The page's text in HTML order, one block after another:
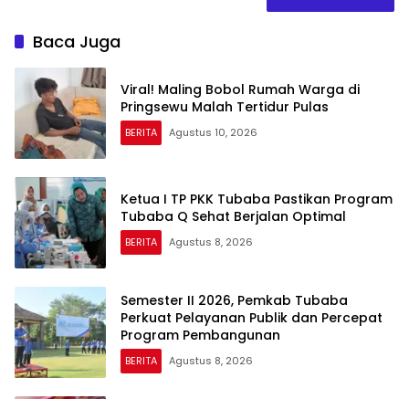
Baca Juga
Viral! Maling Bobol Rumah Warga di
Pringsewu Malah Tertidur Pulas
BERITA Agustus 10, 2026
Ketua I TP PKK Tubaba Pastikan Program
Tubaba Q Sehat Berjalan Optimal
BERITA Agustus 8, 2026
Semester II 2026, Pemkab Tubaba
Perkuat Pelayanan Publik dan Percepat
Program Pembangunan
BERITA Agustus 8, 2026